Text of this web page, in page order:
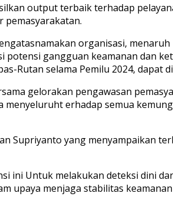
output terbaik terhadap
pemasyarakatan.
organisasi,
gangguan keamanan dan
selama Pemilu 2024, dapat
gelorakan pengawasan
erhadap semua
Supriyanto yang menyampaikan
ini Untuk melakukan deteksi dini
upaya menjaga stabilitas